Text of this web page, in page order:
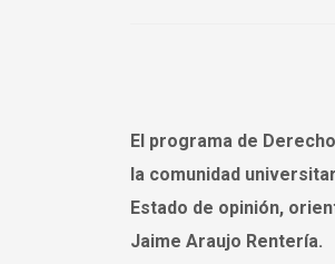
El programa de
la comunidad
Estado de opinión,
Jaime Araujo Rentería.